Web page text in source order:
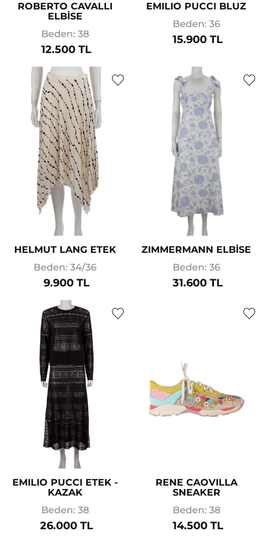
ROBERTO CAVALLI
ELBİSE
Beden: 38
12.500 TL
EMILIO PUCCI BLUZ
Beden: 36
15.900 TL
HELMUT LANG ETEK
Beden: 34/36
9.900 TL
ZIMMERMANN ELBİSE
Beden: 36
31.600 TL
EMILIO PUCCI ETEK -
KAZAK
Beden: 38
26.000 TL
RENE CAOVILLA
SNEAKER
Beden: 38
14.500 TL